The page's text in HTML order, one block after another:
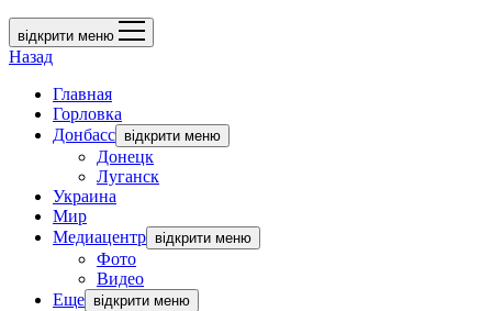
відкрити меню
Назад
Главная
Горловка
Донбасс відкрити меню
Донецк
Луганск
Украина
Мир
Медиацентр відкрити меню
Фото
Видео
Еще відкрити меню